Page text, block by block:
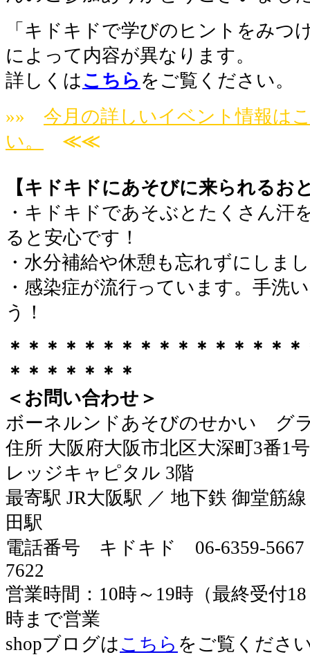
「キドキドで学びのヒントをみつ
によって内容が異なります。
詳しくは こちら をご覧ください。
»» 今月の詳しいイベント情報は
い。
≪≪
【キドキドにあそびに来られるお
・キドキドであそぶとたくさん汗
ると安心です！
・水分補給や休憩も忘れずにしま
・感染症が流行っています。手洗
う！
＊＊＊＊＊＊＊＊＊＊＊＊＊＊＊
＊＊＊＊＊＊＊
＜お問い合わせ＞
ボーネルンドあそびのせかい グ
住所 大阪府大阪市北区大深町3番1
レッジキャピタル 3階
最寄駅 JR大阪駅 ／ 地下鉄 御堂筋
田駅
電話番号 キドキド 06-6359-
7622
営業時間：10時～19時（最終受付
時まで営業
shopブログは こちら をご覧くださ